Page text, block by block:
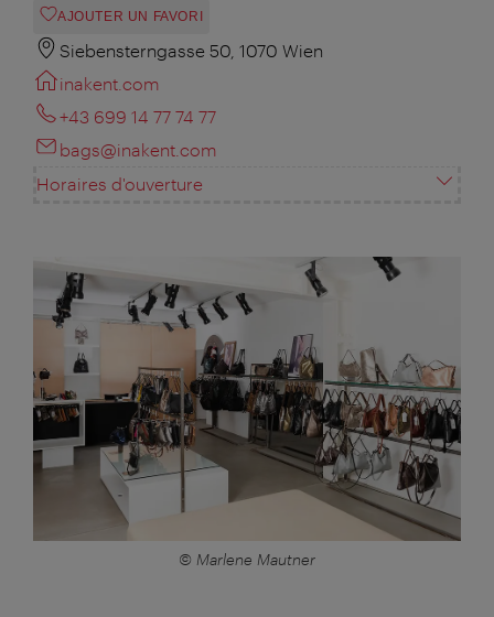
AJOUTER UN FAVORI
Siebensterngasse 50, 1070 Wien
inakent.com
+43 699 14 77 74 77
bags@inakent.com
Horaires d'ouverture
© Marlene Mautner